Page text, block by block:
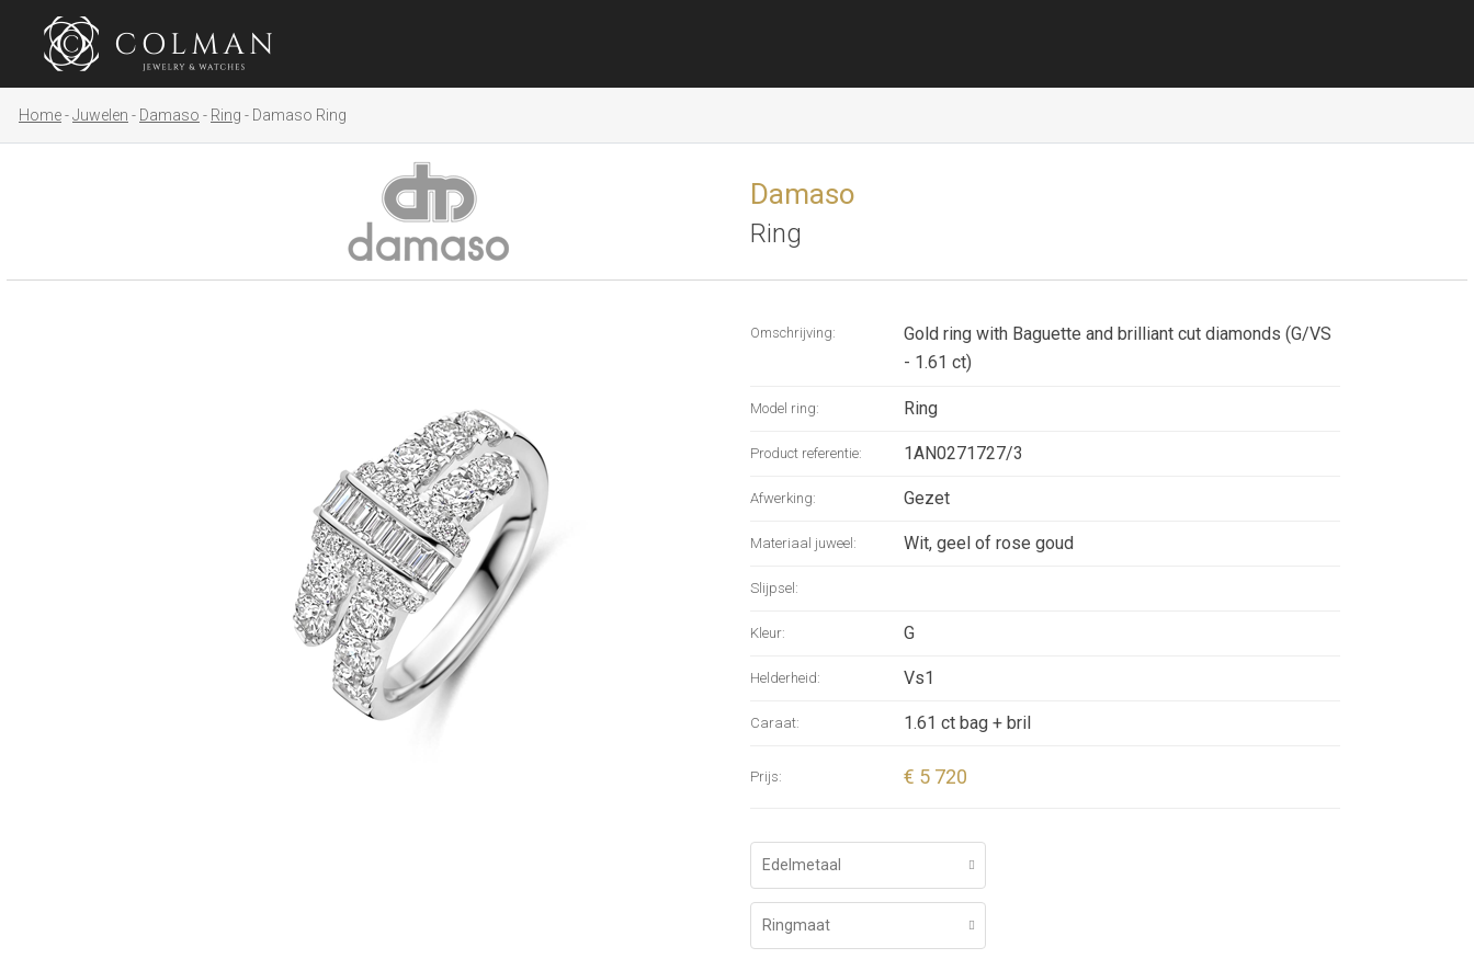
Home Juwelen Damaso Ring Damaso Ring
Damaso
Ring
Omschrijving:
Gold ring with Baguette and brilliant cut diamonds (G/VS
- 1.61 ct)
Model ring: Ring
Product referentie: 1AN0271727/3
Afwerking: Gezet
Materiaal juweel: Wit, geel of rose goud
Slijpsel:
Kleur: G
Helderheid: Vs1
Caraat: 1.61 ct bag + bril
Prijs: € 5 720
Edelmetaal
Ringmaat